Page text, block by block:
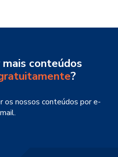
conteúdos
?
os nossos conteúdos por e-
mail.